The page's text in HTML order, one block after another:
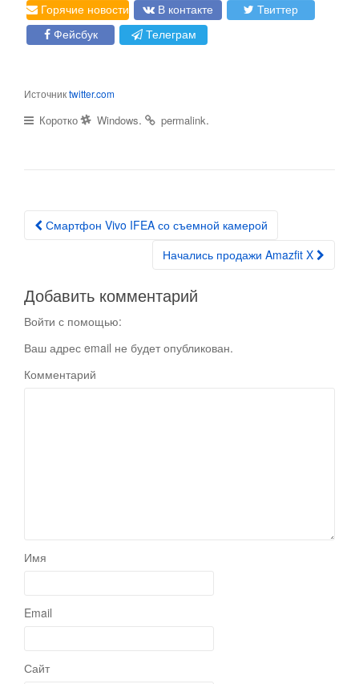
Горячие новости
В контакте
Твиттер
Фейсбук
Телеграм
Источникtwitter.com
Коротко Windows. permalink.
Post navigation
Смартфон Vivo IFEA со съемной камерой
Начались продажи Amazfit X
Добавить комментарий
Войти с помощью:
Ваш адрес email не будет опубликован.
Комментарий
Имя
Email
Сайт